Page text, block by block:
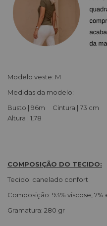
Modelo veste: M
Medidas da modelo:
Busto | 96m Cintura | 73 cm
Altura | 1,78
COMPOSIÇÃO DO TECIDO:
Tecido:
Composição: 93% viscose, 7%
Gramatura: 280 gr